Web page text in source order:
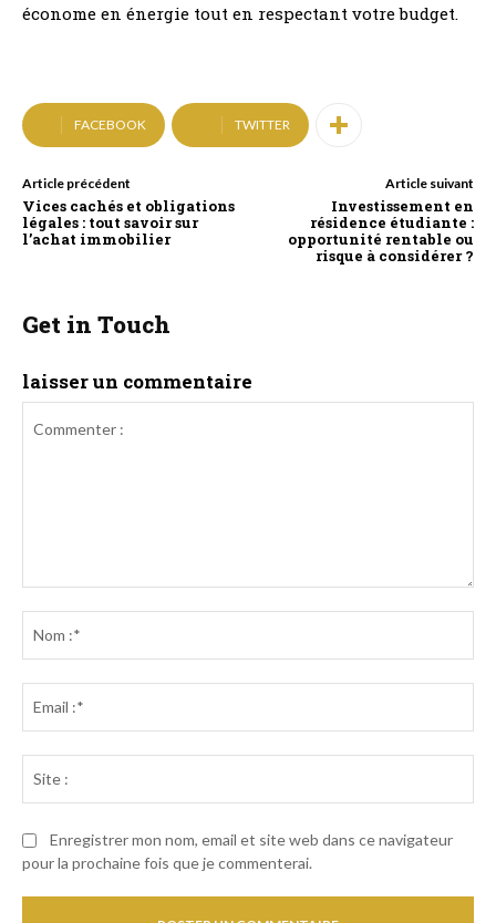
économe en énergie tout en respectant votre budget.
FACEBOOK TWITTER
Article précédent
Vices cachés et obligations
légales : tout savoir sur
l’achat immobilier
Article suivant
Investissement en
résidence étudiante :
opportunité rentable ou
risque à considérer ?
Get in Touch
laisser un commentaire
Enregistrer mon nom, email et site web dans ce navigateur
pour la prochaine fois que je commenterai.